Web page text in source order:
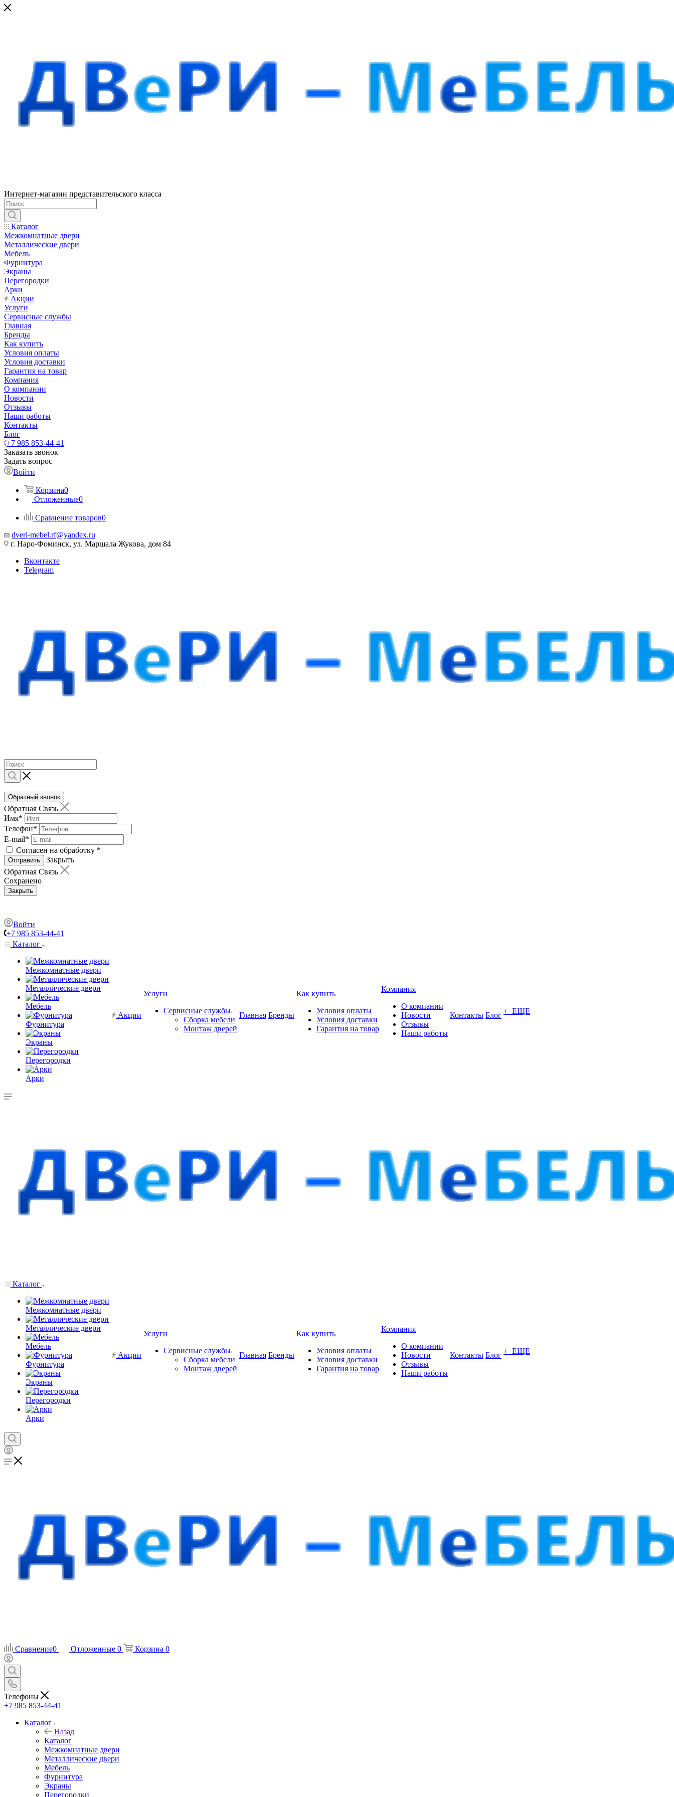
Интернет-магазин представительского класса
Каталог
Межкомнатные двери
Металлические двери
Мебель
Фурнитура
Экраны
Перегородки
Арки
Акции
Услуги
Сервисные службы
Главная
Бренды
Как купить
Условия оплаты
Условия доставки
Гарантия на товар
Компания
О компании
Новости
Отзывы
Наши работы
Контакты
Блог
+7 985 853-44-41
Заказать звонок
Задать вопрос
Войти
Корзина0
Отложенные0
Сравнение товаров0
dveri-mebel.rf@yandex.ru
г. Наро-Фоминск, ул. Маршала Жукова, дом 84
Вконтакте
Telegram
Обратный звонок
Обратная Связь
Имя*
Телефон*
E-mail*
Согласен на обработку *
Отправить
Закрыть
Обратная Связь
Сохранено
Закрыть
Войти
+7 985 853-44-41
Каталог
Межкомнатные двери
Металлические двери
Мебель
Фурнитура
Экраны
Перегородки
Арки
Акции
Услуги
Сервисные службы
Сборка мебели
Монтаж дверей
Главная Бренды
Как купить
Условия оплаты
Условия доставки
Гарантия на товар
Компания
О компании
Новости
Отзывы
Наши работы
Контакты Блог + ЕЩЕ
Каталог
Межкомнатные двери
Металлические двери
Мебель
Фурнитура
Экраны
Перегородки
Арки
Акции
Услуги
Сервисные службы
Сборка мебели
Монтаж дверей
Главная Бренды
Как купить
Условия оплаты
Условия доставки
Гарантия на товар
Компания
О компании
Новости
Отзывы
Наши работы
Контакты Блог + ЕЩЕ
Сравнение0 Отложенные 0 Корзина 0
Телефоны
+7 985 853-44-41
Каталог
Назад
Каталог
Межкомнатные двери
Металлические двери
Мебель
Фурнитура
Экраны
Перегородки